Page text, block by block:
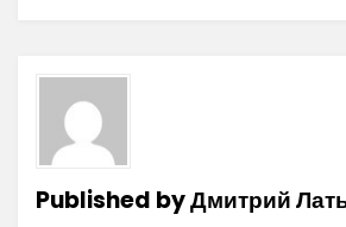
Published byДмитрий